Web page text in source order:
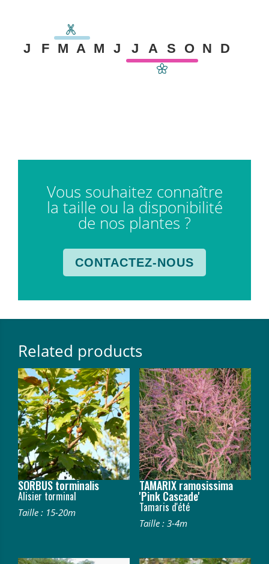
J F M A M J J A S O N D
Vous souhaitez connaître
la taille ou la disponibilité
de nos plantes ?
CONTACTEZ-NOUS
Related products
SORBUS torminalis
Alisier torminal
Taille : 15-20m
TAMARIX ramosissima
'Pink Cascade'
Tamaris d'été
Taille : 3-4m